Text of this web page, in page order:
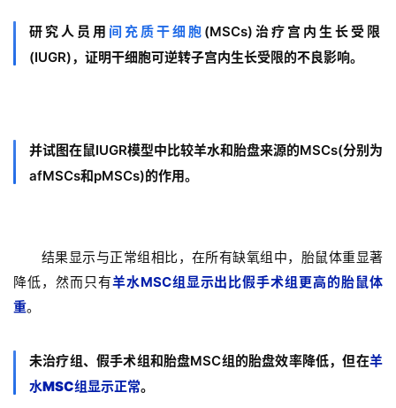
研究人员用 间充质干细胞 (MSCs)治疗宫 内生长受限
(IUGR)，证明干细胞可逆转子宫内生长受限的不良影响。
并试图在鼠IUGR模型中比较羊水和胎盘来源的MSCs(分别为
afMSCs和pMSCs)的作用。
结果显示与正常组相比，在所有缺氧组中，胎鼠体重显著
降低，然而只有羊水MSC组显示出比假手术组更高的胎鼠体
重。
未治疗组、假手术组和胎盘MSC组的胎盘效率降低，但在羊
水MSC组显示正常。